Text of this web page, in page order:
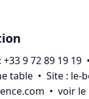
+33 9 72 89 19 19
table• Site : le-
• voir le